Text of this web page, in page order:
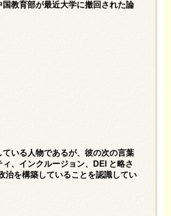
教育部が最近大学に撤回された論
いる人物であるが、彼の次の言葉
、インクルージョン、DEI と略さ
治を構築していることを認識してい